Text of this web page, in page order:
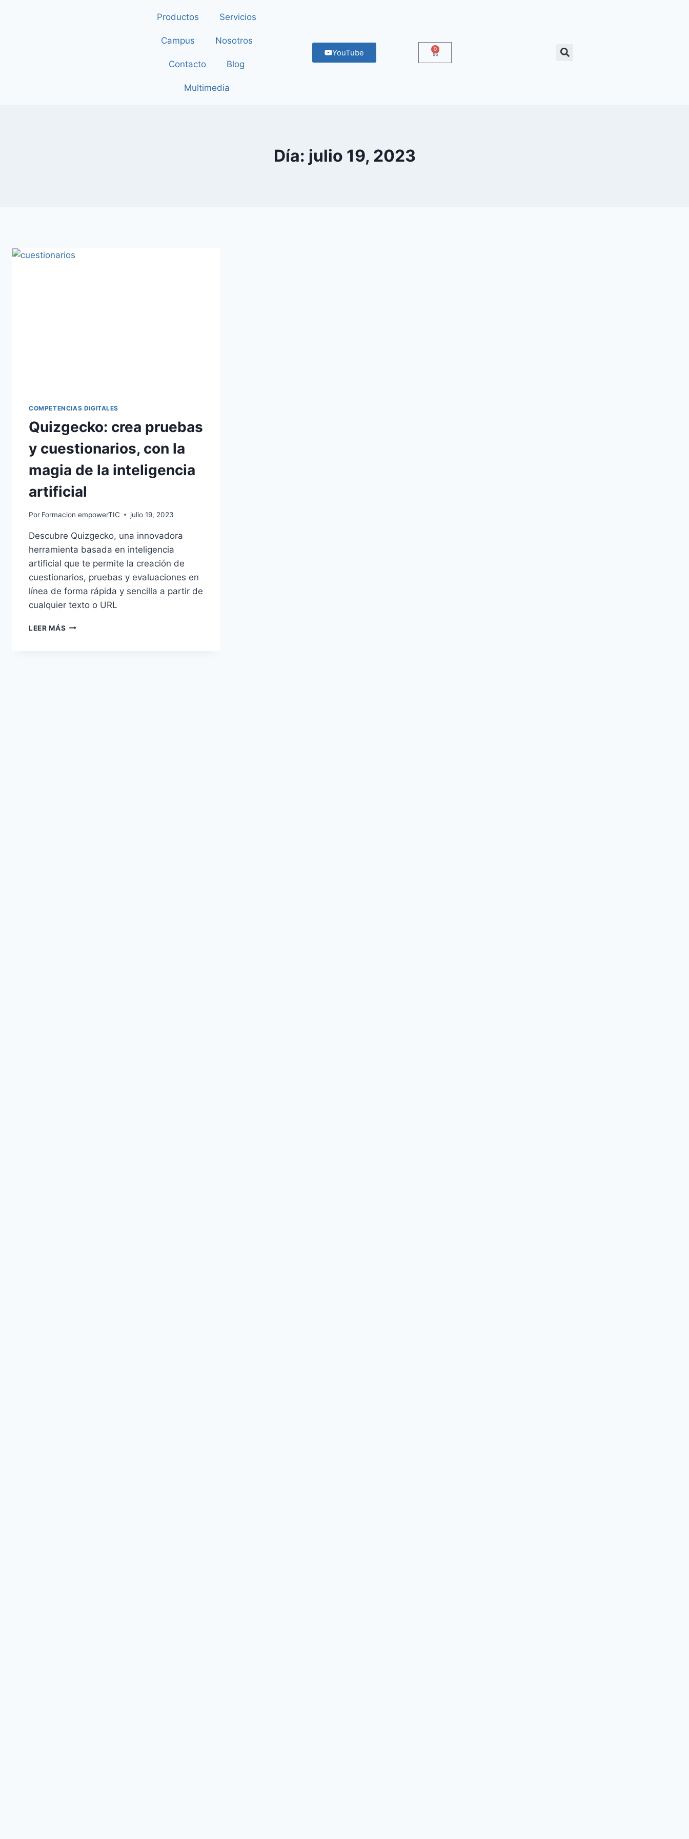
Productos Servicios
Campus Nosotros
Contacto Blog
Multimedia
YouTube 0
Día: julio 19, 2023
COMPETENCIAS DIGITALES
Quizgecko: crea pruebas
y cuestionarios, con la
magia de la inteligencia
artificial
Por Formacion empowerTIC julio 19, 2023
Descubre Quizgecko, una innovadora
herramienta basada en inteligencia
artificial que te permite la creación de
cuestionarios, pruebas y evaluaciones en
línea de forma rápida y sencilla a partir de
cualquier texto o URL
LEER MÁS